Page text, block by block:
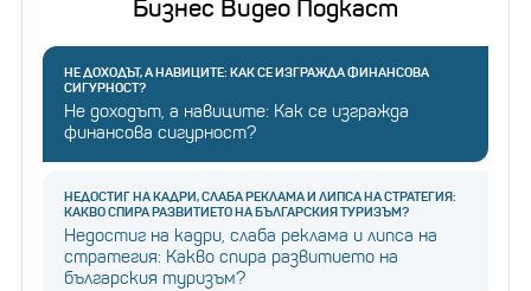
Бизнес Видео Подкаст
НЕ ДОХОДЪТ, А НАВИЦИТЕ: КАК СЕ ИЗГРАЖДА ФИНАНСОВА
СИГУРНОСТ?
Не доходът, а навиците: Как се изгражда
финансова сигурност?
НЕДОСТИГ НА КАДРИ, СЛАБА РЕКЛАМА И ЛИПСА НА СТРАТЕГИЯ:
КАКВО СПИРА РАЗВИТИЕТО НА БЪЛГАРСКИЯ ТУРИЗЪМ?
Недостиг на кадри, слаба реклама и липса на
стратегия: Какво спира развитието на
българския туризъм?